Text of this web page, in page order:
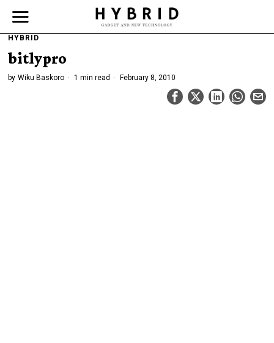
HYBRID
bitlypro
by Wiku Baskoro 1 min read February 8, 2010